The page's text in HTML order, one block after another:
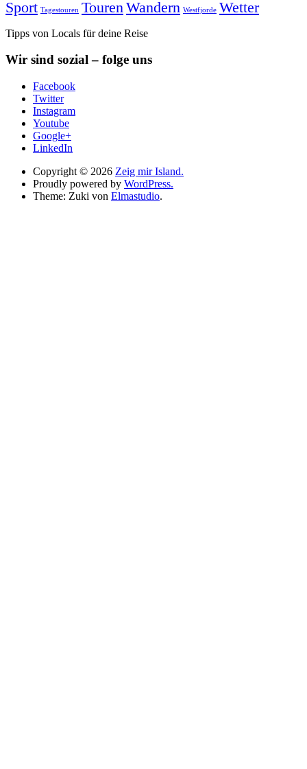
Sport Tagestouren Touren Wandern Westfjorde Wetter
Tipps von Locals für deine Reise
Wir sind sozial – folge uns
Facebook
Twitter
Instagram
Youtube
Google+
LinkedIn
Copyright © 2026 Zeig mir Island.
Proudly powered by WordPress.
Theme: Zuki von Elmastudio.